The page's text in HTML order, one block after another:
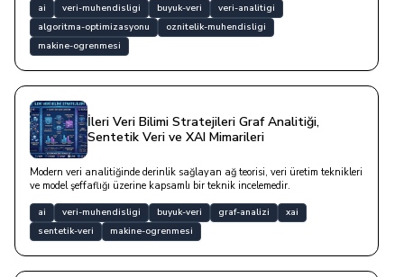
ai veri-muhendisligi buyuk-veri
veri-analitigi
algoritma-optimizasyonu
oznitelik-muhendisligi
makine-ogrenmesi
İleri Veri Bilimi Stratejileri Graf Analitiği,
Sentetik Veri ve XAI Mimarileri
Modern veri analitiğinde derinlik sağlayan ağ teorisi, veri üretim teknikleri
ve model şeffaflığı üzerine kapsamlı bir teknik incelemedir.
ai veri-muhendisligi buyuk-veri graf-analizi
xai
sentetik-veri
makine-ogrenmesi